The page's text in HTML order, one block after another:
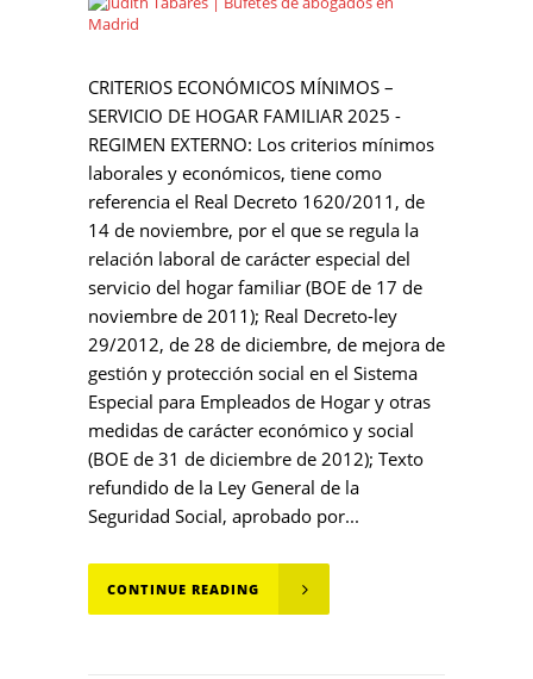
CRITERIOS ECONÓMICOS MÍNIMOS –
SERVICIO DE HOGAR FAMILIAR 2025 -
REGIMEN EXTERNO: Los criterios mínimos
laborales y económicos, tiene como
referencia el Real Decreto 1620/2011, de
14 de noviembre, por el que se regula la
relación laboral de carácter especial del
servicio del hogar familiar (BOE de 17 de
noviembre de 2011); Real Decreto-ley
29/2012, de 28 de diciembre, de mejora de
gestión y protección social en el Sistema
Especial para Empleados de Hogar y otras
medidas de carácter económico y social
(BOE de 31 de diciembre de 2012); Texto
refundido de la Ley General de la
Seguridad Social, aprobado por...
CONTINUE READING